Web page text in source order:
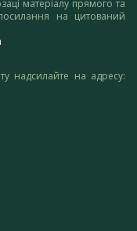
матеріалу прямого та
на цитований
надсилайте на адресу: